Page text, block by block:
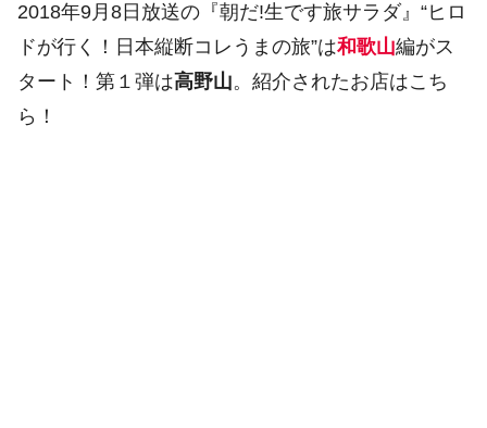
2018年9月8日放送の『朝だ!生です旅サラダ』“ヒロ
ドが行く！日本縦断コレうまの旅”は和歌山編がス
タート！第１弾は高野山。紹介されたお店はこち
ら！